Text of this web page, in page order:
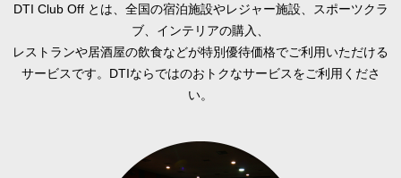
DTI Club Off とは、全国の宿泊施設やレジャー施設、スポーツクラ
ブ、インテリアの購入、
レストランや居酒屋の飲食などが特別優待価格でご利用いただける
サービスです。DTIならではのおトクなサービスをご利用くださ
い。